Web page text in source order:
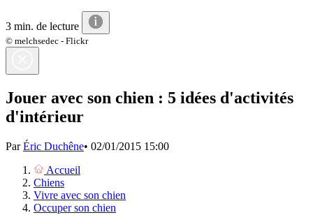
3 min. de lecture
© melchsedec - Flickr
Jouer avec son chien : 5 idées d'activités
d'intérieur
ParÉric Duchêne• 02/01/2015 15:00
Accueil
Chiens
Vivre avec son chien
Occuper son chien